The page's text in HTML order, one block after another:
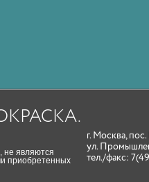
не являются
приобретенных
г. Москва,
ул.
тел./факс: